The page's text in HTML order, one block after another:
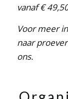
vanaf €
Voor meer
naar
ons.